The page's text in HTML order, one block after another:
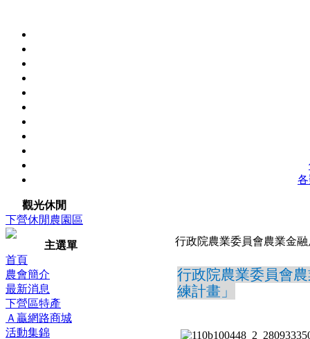
觀光休閒
下營休閒農園區
主選單
首頁
農會簡介
最新消息
下營區特產
Ａ贏網路商城
活動集錦
行政院農業委員會農業金
行政院農業委員會
練計畫」